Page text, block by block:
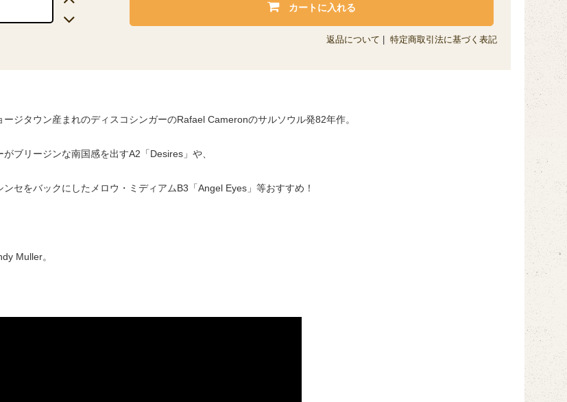
カートに入れる
返品について 特定商取引法に基づく表記
ジタウン産まれのディスコシンガーのRafael Cameronのサルソウル発82年作。
ブリージンな南国感を出すA2「Desires」や、
ンセをバックにしたメロウ・ミディアムB3「Angel Eyes」等おすすめ！
Muller。